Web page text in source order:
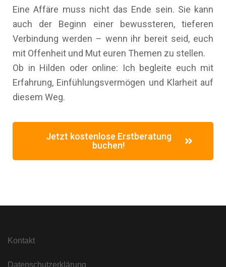
Eine Affäre muss nicht das Ende sein. Sie kann
auch der Beginn einer bewussteren, tieferen
Verbindung werden – wenn ihr bereit seid, euch
mit Offenheit und Mut euren Themen zu stellen.
Ob in Hilden oder online: Ich begleite euch mit
Erfahrung, Einfühlungsvermögen und Klarheit auf
diesem Weg.
Jetzt kostenlose Erstberatung
buchen!
Kontakt
Datenschutzerklärung